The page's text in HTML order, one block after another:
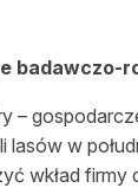
badawczo-
–
lasów w
wkład firmy